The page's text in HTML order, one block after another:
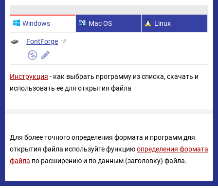
Windows Mac OS Linux
FontForge
Инструкция - как выбрать программу из списка, скачать и
использовать ее для открытия файла
Для более точного определения формата и программ для
открытия файла используйте функциюопределения формата
файла по расширению и по данным (заголовку) файла.